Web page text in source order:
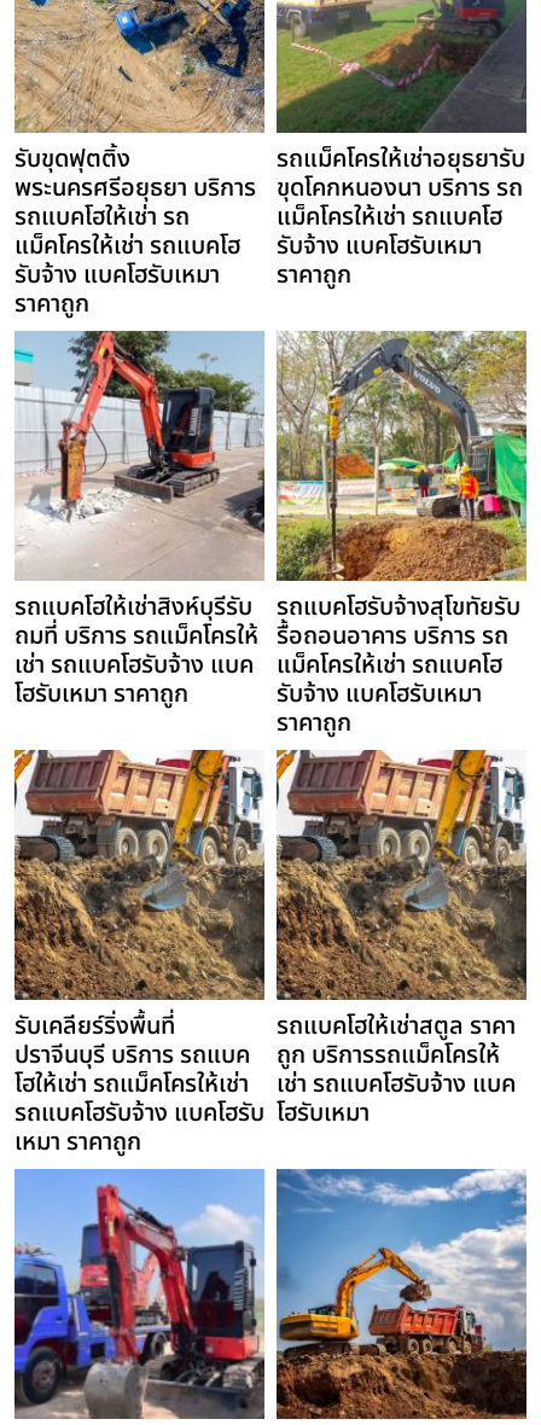
รับขุดฟุตติ้ง
พระนครศรีอยุธยา บริการ
รถแบคโฮให้เช่า รถ
แม็คโครให้เช่า รถแบคโฮ
รับจ้าง แบคโฮรับเหมา
ราคาถูก
รถแม็คโครให้เช่าอยุธยารับ
ขุดโคกหนองนา บริการ รถ
แม็คโครให้เช่า รถแบคโฮ
รับจ้าง แบคโฮรับเหมา
ราคาถูก
รถแบคโฮให้เช่าสิงห์บุรีรับ
ถมที่ บริการ รถแม็คโครให้
เช่า รถแบคโฮรับจ้าง แบค
โฮรับเหมา ราคาถูก
รถแบคโฮรับจ้างสุโขทัยรับ
รื้อถอนอาคาร บริการ รถ
แม็คโครให้เช่า รถแบคโฮ
รับจ้าง แบคโฮรับเหมา
ราคาถูก
รับเคลียร์ริ่งพื้นที่
ปราจีนบุรี บริการ รถแบค
โฮให้เช่า รถแม็คโครให้เช่า
รถแบคโฮรับจ้าง แบคโฮรับ
เหมา ราคาถูก
รถแบคโฮให้เช่าสตูล ราคา
ถูก บริการรถแม็คโครให้
เช่า รถแบคโฮรับจ้าง แบค
โฮรับเหมา